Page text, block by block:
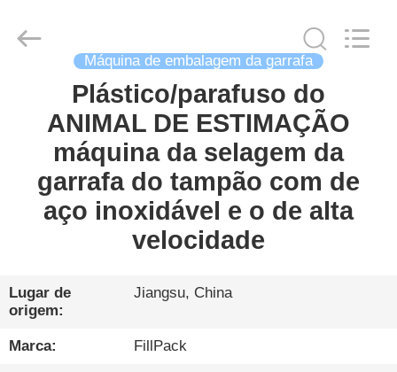
PRODUTOS
SOBRE
EXCURSÃO
DA
FÁBRICA
PACK
Machinery
Máquina de embalagem da garrafa
Plástico/parafuso do
ANIMAL DE ESTIMAÇÃO
máquina da selagem da
garrafa do tampão com de
aço inoxidável e o de alta
velocidade
Lugar de
origem:
Jiangsu, China
Marca: FillPack